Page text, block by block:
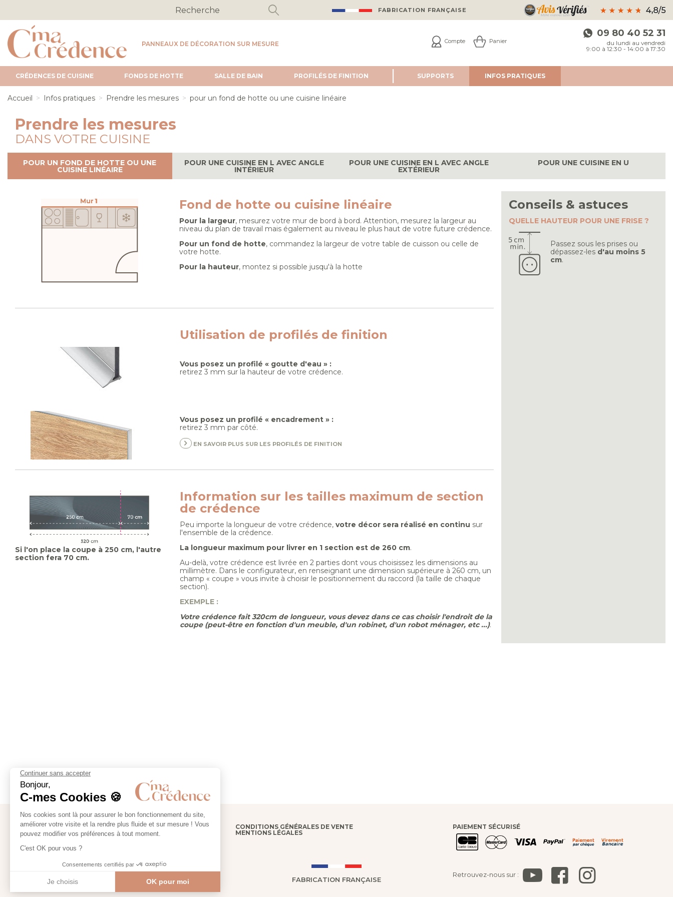
FABRICATION FRANÇAISE
PANNEAUX DE DÉCORATION SUR MESURE Compte Panier
09 80 40 52 31
du lundi au vendredi
9:00 à 12:30 - 14:00 à 17:30
CRÉDENCES DE CUISINE FONDS DE HOTTE SALLE DE BAIN PROFILÉS DE FINITION SUPPORTS INFOSPRATIQUES
Accueil Infos pratiques Prendre les mesures Page courante :
pour un fond de hotte ou une cuisine linéaire
Prendre les mesures
DANS VOTRE CUISINE
POUR UN FOND DE HOTTE OU UNE
CUISINE LINÉAIRE
POUR UNE CUISINE EN L AVEC ANGLE
INTÉRIEUR
POUR UNE CUISINE EN L AVEC ANGLE
EXTÉRIEUR
POUR UNE CUISINE EN U
Fond de hotte ou cuisine linéaire
Pour la largeur, mesurez votre mur de bord à bord. Attention, mesurez la largeur au
niveau du plan de travail mais également au niveau le plus haut de votre future crédence.
Pour un fond de hotte, commandez la largeur de votre table de cuisson ou celle de
votre hotte.
Pour la hauteur, montez si possible jusqu'à la hotte
Utilisation de profilés de finition
Vous posez un profilé « goutte d'eau » :
retirez 3 mm sur la hauteur de votre crédence.
Vous posez un profilé « encadrement » :
retirez 3 mm par côté.
EN SAVOIR PLUS SUR LES PROFILÉS DE FINITION
Si l'on place la coupe à 250 cm, l'autre
section fera 70 cm.
Information sur les tailles maximum de section
de crédence
Peu importe la longueur de votre crédence, votre décor sera réalisé en continu sur
l'ensemble de la crédence.
La longueur maximum pour livrer en 1 section est de 260 cm.
Au-delà, votre crédence est livrée en 2 parties dont vous choisissez les dimensions au
millimètre. Dans le configurateur, en renseignant une dimension supérieure à 260 cm, un
champ « coupe » vous invite à choisir le positionnement du raccord (la taille de chaque
section).
EXEMPLE :
Votre crédence fait 320cm de longueur, vous devez dans ce cas choisir l'endroit de la
coupe (peut-être en fonction d'un meuble, d'un robinet, d'un robot ménager, etc ...).
Conseils & astuces
QUELLE HAUTEUR POUR UNE FRISE ?
Passez sous les prises ou
dépassez-les d'au moins 5
cm.
BESOIN D'AIDE ?
CONTACT
Tél+33 (0)9 80 40 52 31
Du lundi au vendredi de 9:00 à 12:30 et de 14:00 à 17:30
serviceclient@c-macredence.com
CONDITIONS GÉNÉRALES DE VENTE
MENTIONS LÉGALES
FABRICATION FRANÇAISE
PAIEMENT SÉCURISÉ
Retrouvez-nous sur :